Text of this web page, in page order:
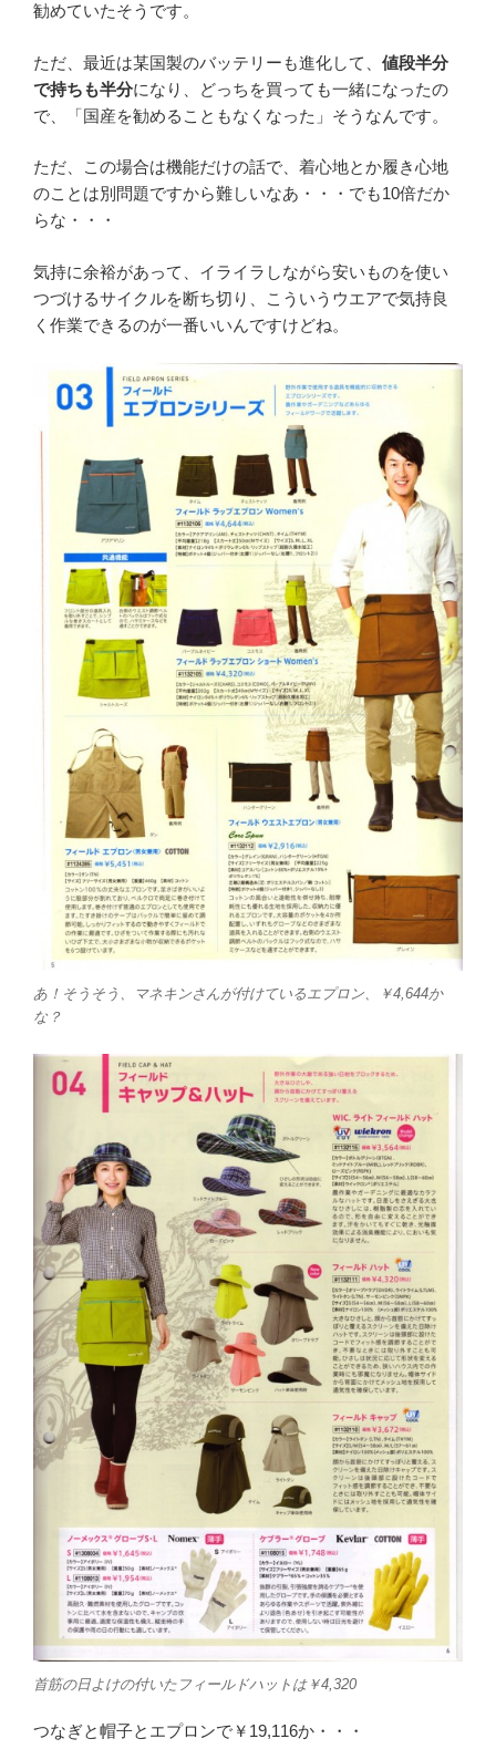
勧めていたそうです。
ただ、最近は某国製のバッテリーも進化して、 値段半分
で持ちも半分になり、どっちを買っても一緒になったの
で、「国産を勧めることもなくなった」そうなんです。
ただ、この場合は機能だけの話で、着心地とか履き心地
のことは別問題ですから難しいなあ・・・でも10倍だか
らな・・・
気持に余裕があって、イライラしながら安いものを使い
つづけるサイクルを断ち切り、こういうウエアで気持良
く作業できるのが一番いいんですけどね。
あ！そうそう、マネキンさんが付けているエプロン、￥4,644か
な？
首筋の日よけの付いたフィールドハットは￥4,320
つなぎと帽子とエプロンで￥19,116か・・・